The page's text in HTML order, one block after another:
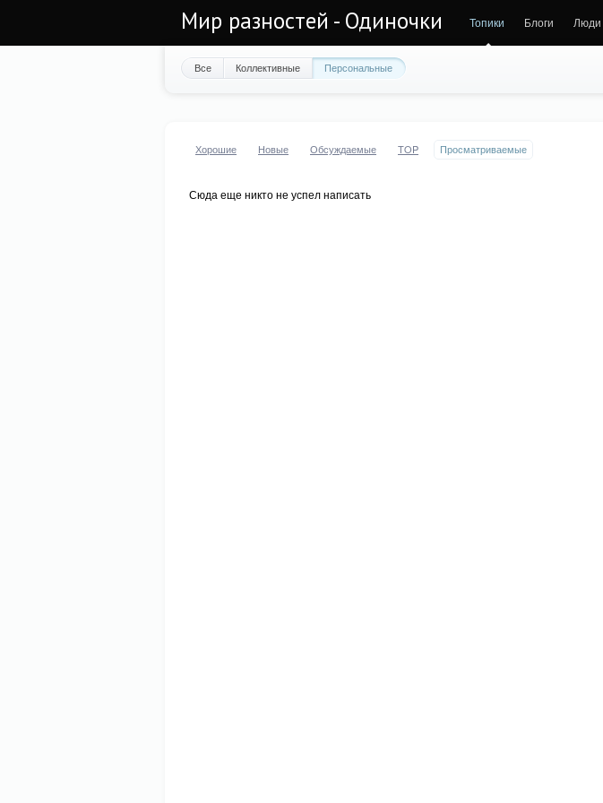
Мир разностей - Одиночки Топики Блоги Люди
Все Коллективные Персональные
Хорошие Новые Обсуждаемые TOP Просматриваемые
Сюда еще никто не успел написать